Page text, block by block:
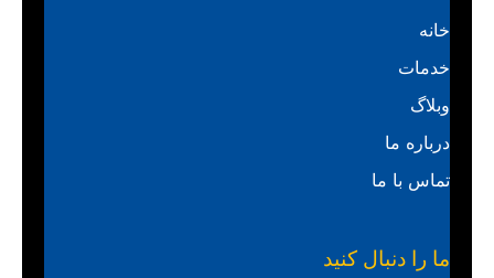
خانه
خدمات
وبلاگ
درباره ما
تماس با ما
ما را دنبال کنید